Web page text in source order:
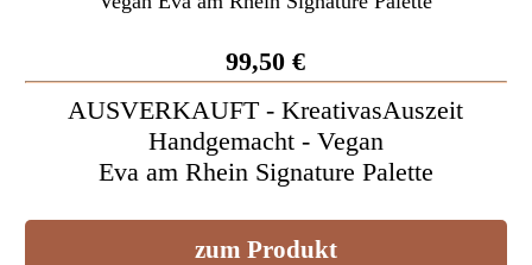
99,50 €
AUSVERKAUFT - KreativasAuszeit
Handgemacht - Vegan
Eva am Rhein Signature Palette
zum Produkt